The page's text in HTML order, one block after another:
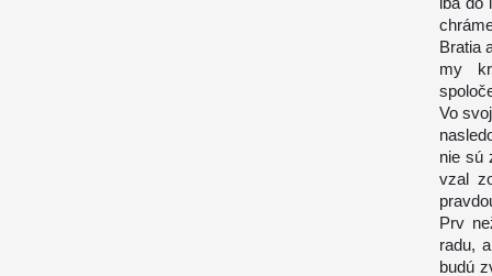
Bratia
my
Vo
nie sú
vzal
Prv
radu,
budú